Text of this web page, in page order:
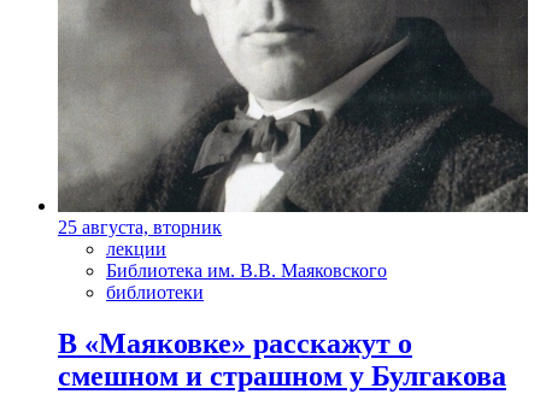
25 августа, вторник
лекции
Библиотека им. В.В. Маяковского
библиотеки
В «Маяковке» расскажут о
смешном и страшном у Булгакова